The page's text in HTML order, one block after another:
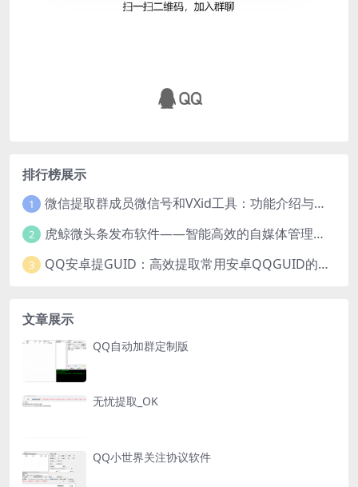
排行榜展示
1 微信提取群成员微信号和VXid工具：功能介绍与使用指南
2 虎鲸微头条发布软件——智能高效的自媒体管理工具
3 QQ安卓提GUID：高效提取常用安卓QQGUID的新工具
文章展示
QQ自动加群定制版
无忧提取_OK
QQ小世界关注协议软件